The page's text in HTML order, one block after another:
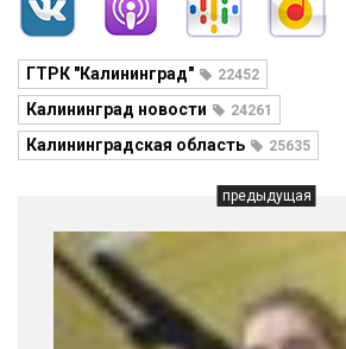
ГТРК "Калининград" 22452
Калининград новости 24261
Калининградская область 25635
предыдущая